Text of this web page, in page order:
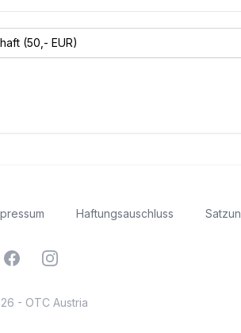
Haftungsauschluss
FacebookInstagram
- OTC Austria